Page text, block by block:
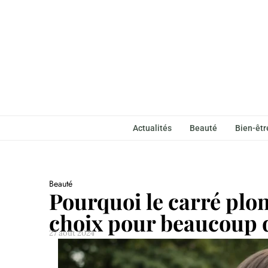
Actualités Beauté Bien-
Beauté
Pourquoi le carré
choix pour beaucoup
27 août 2024